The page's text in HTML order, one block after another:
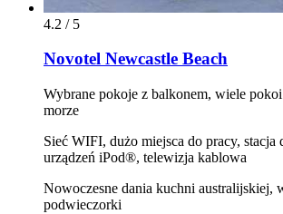
4.2 / 5
Novotel Newcastle Beach
Wybrane pokoje z balkonem, wiele
morze
Sieć WIFI, dużo miejsca do pracy, stacja
urządzeń iPod®, telewizja kablowa
Nowoczesne dania kuchni australijskiej,
podwieczorki